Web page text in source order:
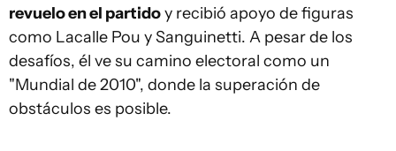
revuelo en el partidoy recibió apoyo de figuras
como Lacalle Pou y Sanguinetti. A pesar de los
desafíos, él ve su camino electoral como un
"Mundial de 2010", donde la superación de
obstáculos es posible.